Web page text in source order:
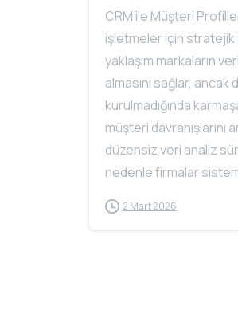
CRM ile Müşteri
işletmeler için stratejik
yaklaşım markaların
almasını sağlar, ancak
kurulmadığında
müşteri davranışlarını
düzensiz veri analiz
nedenle firmalar
2 Mart 2026